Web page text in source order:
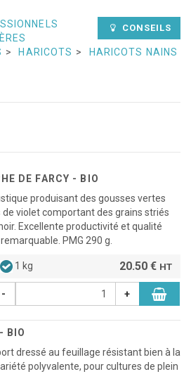
CONSEILS
HARICOTS
HARICOTS NAINS
DE FARCY - BIO
produisant des gousses vertes
violet comportant des grains striés
Excellente productivité et qualité
PMG 290 g.
1 kg 20.50 € HT
- +
BIO
dressé au feuillage résistant bien à la
polyvalente, pour cultures de plein